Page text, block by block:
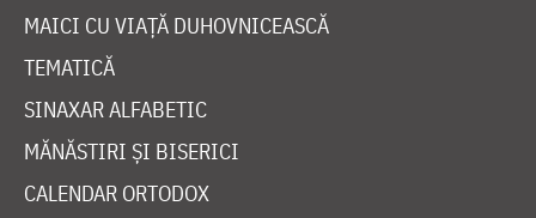
MAICI CU VIAȚĂ DUHOVNICEASCĂ
TEMATICĂ
SINAXAR ALFABETIC
MĂNĂSTIRI ȘI BISERICI
CALENDAR ORTODOX